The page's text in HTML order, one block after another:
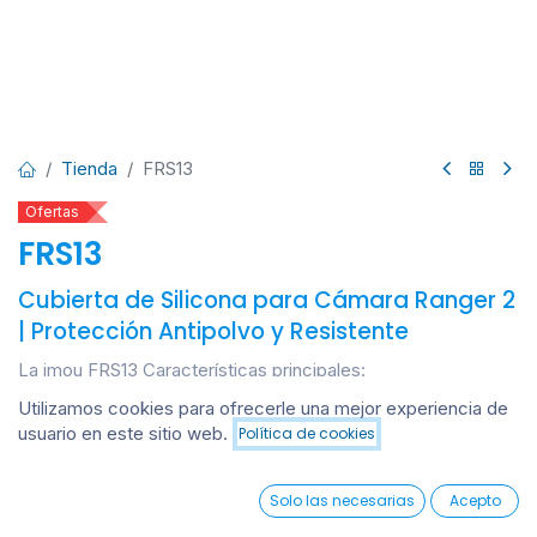
Añadir al carrito
0
Wishlist Account
Tienda FRS13
Ofertas
FRS13
Cubierta de Silicona para Cámara Ranger 2
| Protección Antipolvo y Resistente
La imou FRS13 Características principales:
Compatibilidad: cámara Ranger 2.
Protección: contra polvo, rayaduras y pequeños impactos.
Beneficio: prolonga la vida útil de la cámara y mantiene su
Utilizamos cookies para ofrecerle una mejor experiencia de
usuario en este sitio web. Política de cookies
Solo las necesarias Acepto